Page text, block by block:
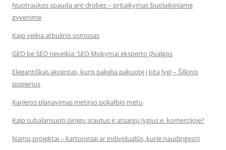
Nuotraukos spauda ant drobės – pritaikymas šiuolaikiniame
gyvenime
Kaip veikia atbulinis osmosas
GEO be SEO neveikia: SEO Mokymai eksperto įžvalgos
Elegantiškas akcentas, kuris pakelia pakuotę į kitą lygį – Šilkinis
popierius
Karjeros planavimas metinio pokalbio metu
Kaip subalansuoti pinigų srautus ir atsargų lygius e. komercijoje?
Namų projektai – kartoniniai ar individualūs, kurie naudingesni